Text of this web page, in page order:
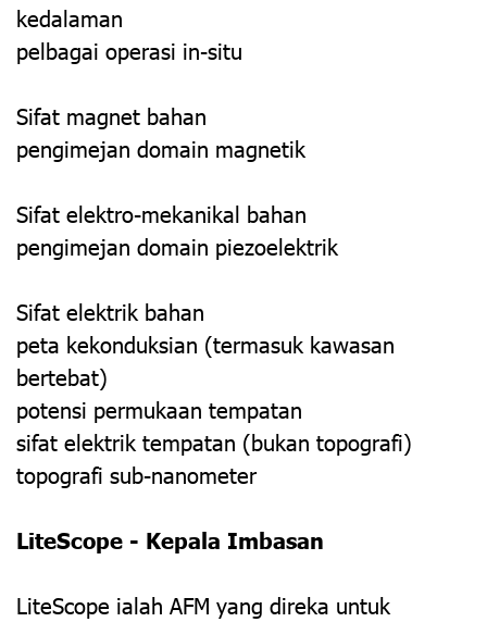
kedalaman
pelbagai operasi in-situ
Sifat magnet bahan
pengimejan domain magnetik
Sifat elektro-mekanikal bahan
pengimejan domain piezoelektrik
Sifat elektrik bahan
peta kekonduksian (termasuk kawasan
bertebat)
potensi permukaan tempatan
sifat elektrik tempatan (bukan topografi)
topografi sub-nanometer
LiteScope - Kepala Imbasan
LiteScope ialah AFM yang direka untuk